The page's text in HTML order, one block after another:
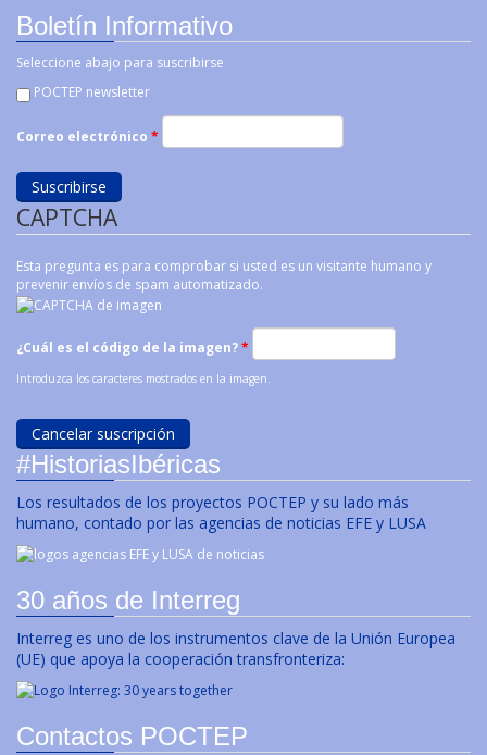
Boletín Informativo
Seleccione abajo para suscribirse
POCTEP newsletter
Correo electrónico *
CAPTCHA
Esta pregunta es para comprobar si usted es un visitante humano y
prevenir envíos de spam automatizado.
¿Cuál es el código de la imagen?*
Introduzca los caracteres mostrados en la imagen.
#HistoriasIbéricas
Los resultados de los proyectos POCTEP y su lado más
humano, contado por las agencias de noticias EFE y LUSA
30 años de Interreg
Interreg es uno de los instrumentos clave de la Unión Europea
(UE) que apoya la cooperación transfronteriza:
Contactos POCTEP